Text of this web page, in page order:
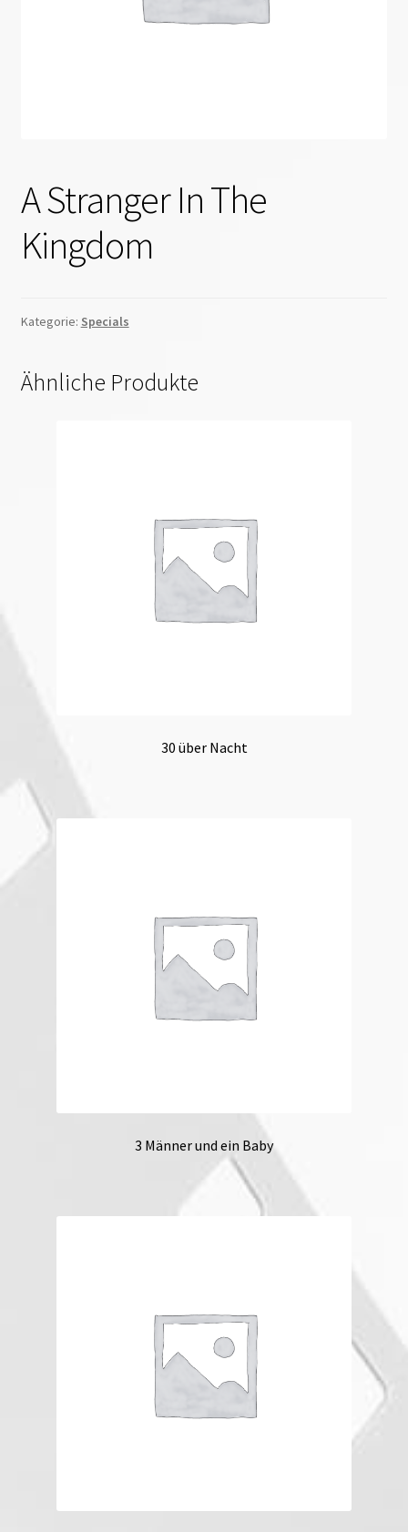
A Stranger In The
Kingdom
Kategorie: Specials
Ähnliche Produkte
30 über Nacht
3 Männer und ein Baby